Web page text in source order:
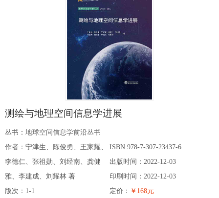
测绘与地理空间信息学进展
丛书： 地球空间信息学前沿丛书
作者：宁津生、陈俊勇、王家耀、
李德仁、张祖勋、刘经南、龚健
雅、李建成、刘耀林 著
版次：1-1
ISBN 978-7-307-23437-6
出版时间：2022-12-03
印刷时间：2022-12-03
定价： ￥168元